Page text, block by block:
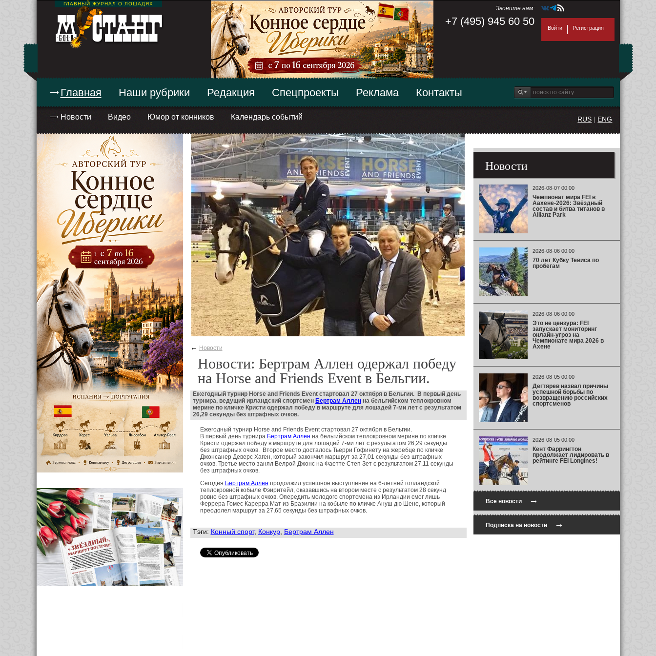
ГЛАВНЫЙ ЖУРНАЛ О ЛОШАДЯХ
Звоните нам:
+7 (495) 945 60 50
Войти Регистрация
Главная
Новости Видео Юмор от конников Календарь событий
Наши рубрики Редакция Спецпроекты Реклама Контакты
RUS | ENG
← Новости
Новости: Бертрам Аллен одержал победу
на Horse and Friends Event в Бельгии.
Ежегодный турнир Horse and Friends Event стартовал 27 октября в Бельгии. В первый день
турнира, ведущий ирландский спортсмен Бертрам Алленна бельгийском теплокровном
мерине по кличке Кристи одержал победу в маршруте для лошадей 7-ми лет с результатом
26,29 секунды без штрафных очков.
Ежегодный турнир Horse and Friends Event стартовал 27 октября в Бельгии.
В первый день турнира Бертрам Аллен на бельгийском теплокровном мерине по кличке
Кристи одержал победу в маршруте для лошадей 7-ми лет с результатом 26,29 секунды
без штрафных очков. Второе место досталось Тьерри Гофинету на жеребце по кличке
Джонсанер Деверс Хаген, который закончил маршрут за 27,01 секунды без штрафных
очков. Третье место занял Велрой Джонс на Фаетте Степ Зет с результатом 27,11 секунды
без штрафных очков.
Сегодня Бертрам Аллен продолжил успешное выступление на 6-летней голландской
теплокровной кобыле Фэиритейл, оказавшись на втором месте с результатом 28 секунд
ровно без штрафных очков. Опередить молодого спортсмена из Ирландии смог лишь
Феррера Гомес Карерра Мат из Бразилии на кобыле по кличке Ануш дю Шене, который
преодолел маршрут за 27,65 секунды без штрафных очков.
Тэги: Конный спорт, Конкур, Бертрам Аллен
Новости
2026-08-07 00:00
Чемпионат мира FEI в
Аахене-2026: Звёздный
состав и битва титанов в
Allianz Park
2026-08-06 00:00
70 лет Кубку Тевиса по
пробегам
2026-08-06 00:00
Это не цензура: FEI
запускает мониторинг
онлайн-угроз на
Чемпионате мира 2026 в
Ахене
2026-08-05 00:00
Дегтярев назвал причины
успешной борьбы по
возвращению российских
спортсменов
2026-08-05 00:00
Кент Фаррингтон
продолжает лидировать в
рейтинге FEI Longines!
Все новости→
Подписка на новости→